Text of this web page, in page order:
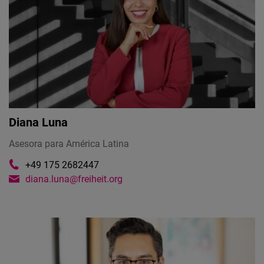
Diana Luna
Asesora para América Latina
+49 175 2682447‬
diana.luna@freiheit.org